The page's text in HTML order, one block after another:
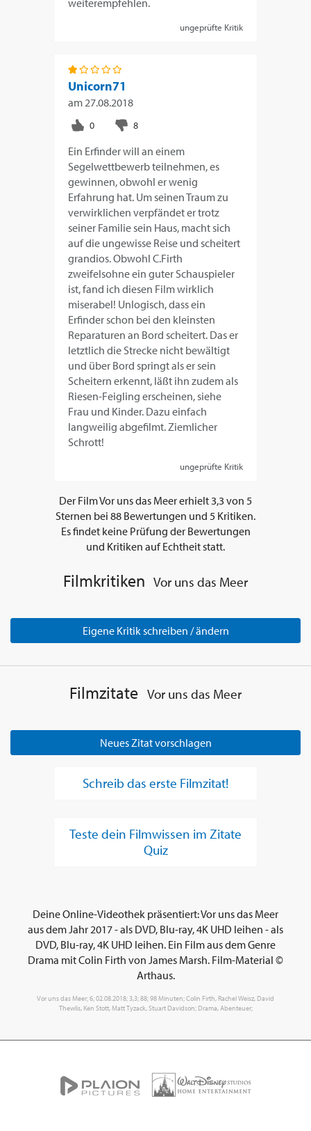
weiterempfehlen.
ungeprüfte Kritik
Unicorn71
am27.08.2018
Ein Erfinder will an einem
Segelwettbewerb teilnehmen, es
gewinnen, obwohl er wenig
Erfahrung hat. Um seinen Traum zu
verwirklichen verpfändet er trotz
seiner Familie sein Haus, macht sich
auf die ungewisse Reise und scheitert
grandios. Obwohl C.Firth
zweifelsohne ein guter Schauspieler
ist, fand ich diesen Film wirklich
miserabel! Unlogisch, dass ein
Erfinder schon bei den kleinsten
Reparaturen an Bord scheitert. Das er
letztlich die Strecke nicht bewältigt
und über Bord springt als er sein
Scheitern erkennt, läßt ihn zudem als
Riesen-Feigling erscheinen, siehe
Frau und Kinder. Dazu einfach
langweilig abgefilmt. Ziemlicher
Schrott!
ungeprüfte Kritik
Der FilmVor uns das Meererhielt3,3 von 5
Sternen bei 88 Bewertungen und 5 Kritiken.
Es findet keine Prüfung der Bewertungen
und Kritiken auf Echtheit statt.
Filmkritiken Vor uns das Meer
Eigene Kritik schreiben / ändern
Filmzitate Vor uns das Meer
Neues Zitat vorschlagen
Schreib das erste Filmzitat!
Teste dein Filmwissen im Zitate
Quiz
Deine Online-Videothek präsentiert: Vor uns das Meer
aus dem Jahr 2017 - als DVD, Blu-ray, 4K UHD leihen - als
DVD, Blu-ray, 4K UHD leihen. Ein Film aus dem Genre
Drama mit Colin Firth von James Marsh. Film-Material ©
Arthaus.
Vor uns das Meer; 6; 02.08.2018; 3,3; 88; 98 Minuten; Colin Firth, Rachel Weisz, David
Thewlis, Ken Stott, Matt Tyzack, Stuart Davidson; Drama, Abenteuer;